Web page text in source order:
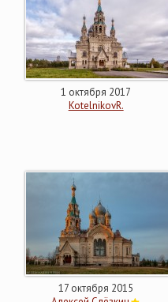
1 октября 2017
KotelnikovR.
17 октября 2015